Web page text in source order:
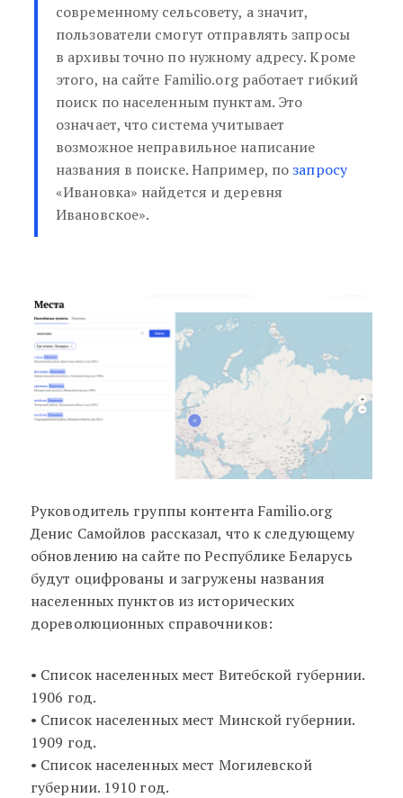
современному сельсовету, а значит,
пользователи смогут отправлять запросы
в архивы точно по нужному адресу. Кроме
этого, на сайте Familio.org работает гибкий
поиск по населенным пунктам. Это
означает, что система учитывает
возможное неправильное написание
названия в поиске. Например, позапросу
«Ивановка» найдется и деревня
Ивановское».
Руководитель группы контента Familio.org
Денис Самойлов рассказал, что к следующему
обновлению на сайте по Республике Беларусь
будут оцифрованы и загружены названия
населенных пунктов из исторических
дореволюционных справочников:
• Список населенных мест Витебской губернии.
1906 год.
• Список населенных мест Минской губернии.
1909 год.
• Список населенных мест Могилевской
губернии. 1910 год.